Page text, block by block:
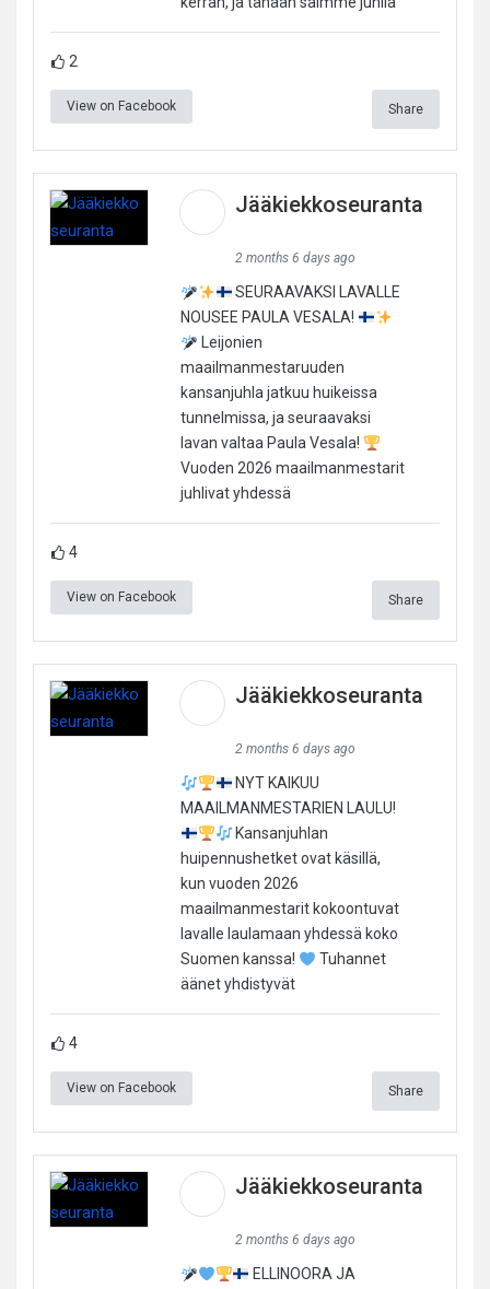
2
View on Facebook Share
Jääkiekkoseuranta
2 months 6 days ago
SEURAAVAKSI LAVALLE
NOUSEE PAULA VESALA!
Leijonien
maailmanmestaruuden
kansanjuhla jatkuu huikeissa
tunnelmissa, ja seuraavaksi
lavan valtaa Paula Vesala!
Vuoden 2026 maailmanmestarit
juhlivat yhdessä
4
View on Facebook Share
Jääkiekkoseuranta
2 months 6 days ago
NYT KAIKUU
MAAILMANMESTARIEN LAULU!
Kansanjuhlan
huipennushetket ovat käsillä,
kun vuoden 2026
maailmanmestarit kokoontuvat
lavalle laulamaan yhdessä koko
Suomen kanssa!
Tuhannet
äänet yhdistyvät
4
View on Facebook Share
Jääkiekkoseuranta
2 months 6 days ago
ELLINOORA JA